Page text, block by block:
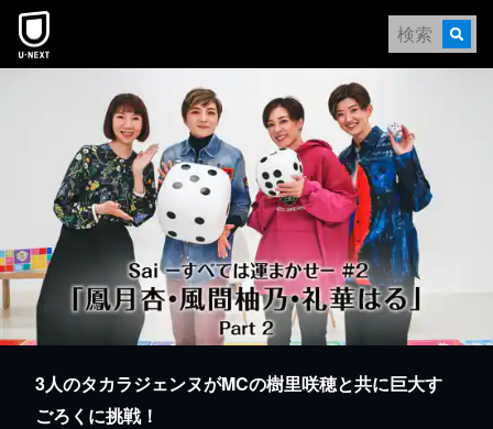
本文へスキップ
3人のタカラジェンヌがMCの樹里咲穂と共に巨大す
ごろくに挑戦！